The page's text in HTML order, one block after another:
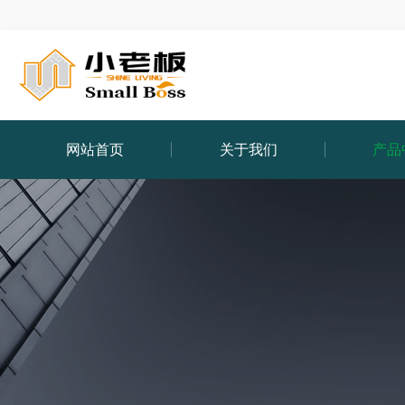
网站首页 关于我们 产品